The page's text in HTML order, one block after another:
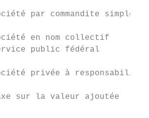
par commandite simple
en nom collectif
public fédéral
privée à responsabilité
sur la valeur ajoutée